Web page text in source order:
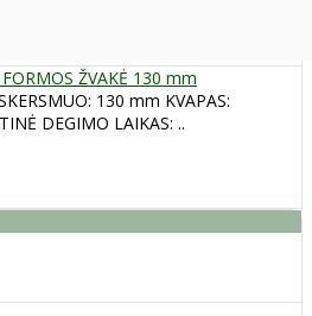
ŽVAKĖ 130 mm
130 mm KVAPAS:
DEGIMO LAIKAS: ..